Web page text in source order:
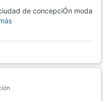
de concepciÓn moda